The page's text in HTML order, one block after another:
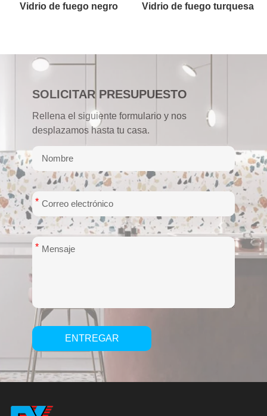
Vidrio de fuego de hielo
SOLICITAR PRESUPUESTO
Rellena el siguiente formulario y nos
desplazamos hasta tu casa.
*
*
ENTREGAR
Alternative: